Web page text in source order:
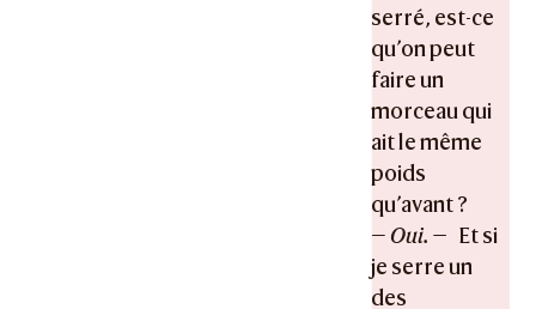
serré, est-ce
qu’on peut
faire un
morceau qui
ait le même
poids
qu’avant ?
— Oui. — Et si
je serre un
des